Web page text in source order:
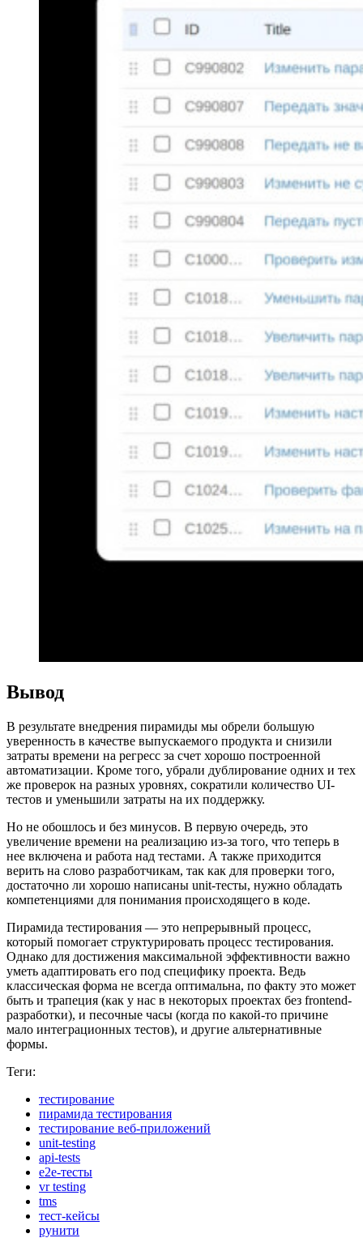
Вывод
В результате внедрения пирамиды мы обрели большую
уверенность в качестве выпускаемого продукта и снизили
затраты времени на регресс за счет хорошо построенной
автоматизации. Кроме того, убрали дублирование одних и тех
же проверок на разных уровнях, сократили количество UI-
тестов и уменьшили затраты на их поддержку.
Но не обошлось и без минусов. В первую очередь, это
увеличение времени на реализацию из-за того, что теперь в
нее включена и работа над тестами. А также приходится
верить на слово разработчикам, так как для проверки того,
достаточно ли хорошо написаны unit-тесты, нужно обладать
компетенциями для понимания происходящего в коде.
Пирамида тестирования — это непрерывный процесс,
который помогает структурировать процесс тестирования.
Однако для достижения максимальной эффективности важно
уметь адаптировать его под специфику проекта. Ведь
классическая форма не всегда оптимальна, по факту это может
быть и трапеция (как у нас в некоторых проектах без frontend-
разработки), и песочные часы (когда по какой-то причине
мало интеграционных тестов), и другие альтернативные
формы.
Теги:
тестирование
пирамида тестирования
тестирование веб-приложений
unit-testing
api-tests
e2e-тесты
vr testing
tms
тест-кейсы
рунити